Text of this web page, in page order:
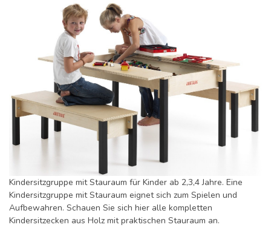
Kindersitzgruppe mit Stauraum für Kinder ab 2,3,4 Jahre. Eine
Kindersitzgruppe mit Stauraum eignet sich zum Spielen und
Aufbewahren. Schauen Sie sich hier alle kompletten
Kindersitzecken aus Holz mit praktischen Stauraum an.